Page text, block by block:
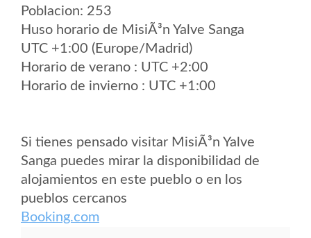
Poblacion: 253
Huso horario de MisiÃ³n Yalve Sanga
UTC +1:00 (Europe/Madrid)
Horario de verano : UTC +2:00
Horario de invierno : UTC +1:00
Si tienes pensado visitar MisiÃ³n Yalve
Sanga puedes mirar la disponibilidad de
alojamientos en este pueblo o en los
pueblos cercanos
Booking.com